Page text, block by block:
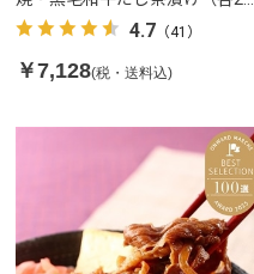
入り）
4.7 （41）
￥7,128(税・送料込)